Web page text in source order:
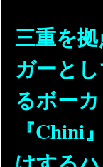
三重を
ガーと
るボー
『Chini